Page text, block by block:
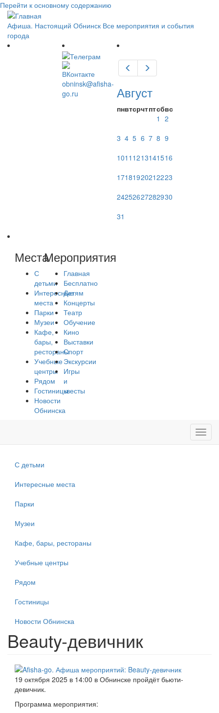
Перейти к основному содержанию
Афиша. Настоящий Обнинск Все мероприятия и события
города
obninsk@afisha-
go.ru
Предыдущий
Август
пнвтсрчтптсбвс
1 2
3 4 5 6 7 8 9
1011 1213141516
17181920212223
24252627282930
31
Места
С
детьми
Интересные
места
Парки
Музеи
Кафе,
бары,
рестораны
Учебные
центры
Рядом
Гостиницы
Новости
Обнинска
Мероприятия
Главная
Бесплатно
Детям
Концерты
Театр
Обучение
Кино
Выставки
Спорт
Экскурсии
Игры
и
квесты
С детьми
Интересные места
Парки
Музеи
Кафе, бары, рестораны
Учебные центры
Рядом
Гостиницы
Новости Обнинска
Beauty-девичник
19 октября 2025 в 14:00 в Обнинске пройдёт бьюти-
девичник.
Программа мероприятия: